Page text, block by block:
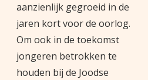
aanzienlijk gegroeid in de
jaren kort voor de oorlog.
Om ook in de toekomst
jongeren betrokken te
houden bij de Joodse